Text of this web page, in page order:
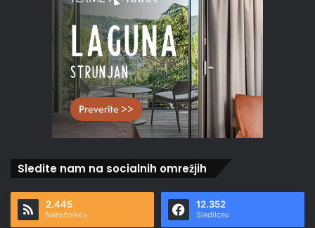
Sledite nam na socialnih omrežjih
2.445
Naročnikov
12.352
Sledilcev